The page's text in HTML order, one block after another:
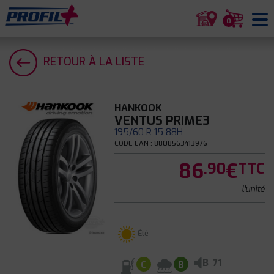
0
RETOUR À LA LISTE
HANKOOK
VENTUS PRIME3
195/60 R 15 88H
CODE EAN : 8808563413976
86.90€TTC
l'unité
Été
C B B 71